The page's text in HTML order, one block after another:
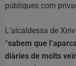
públiques com
L’alcaldessa de
“sabem que
diàries de molts